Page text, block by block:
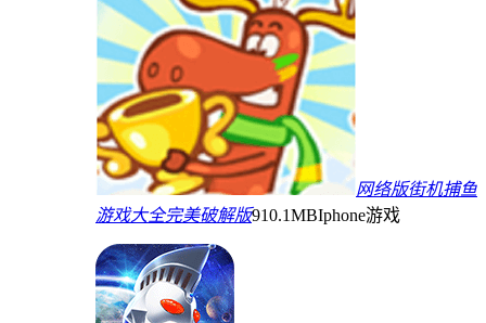
网络版街机捕鱼
游戏大全完美破解版910.1MBIphone游戏